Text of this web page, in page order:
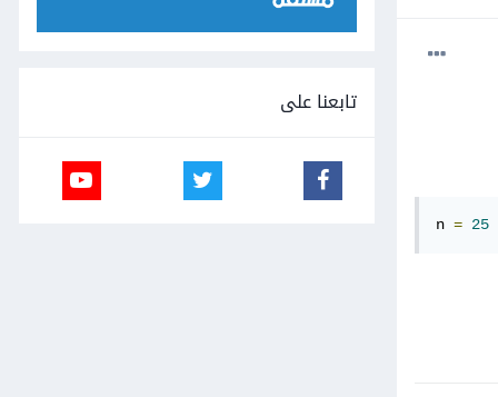
n = 25
تابعنا على